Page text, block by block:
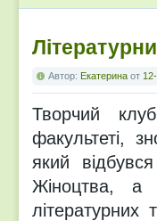
Автор: Екатерина от
Творчий
факультеті,
який
Жіноцтва, а
літературних